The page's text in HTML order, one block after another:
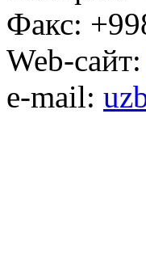
Факс:
Web-сайт:
e-mail: